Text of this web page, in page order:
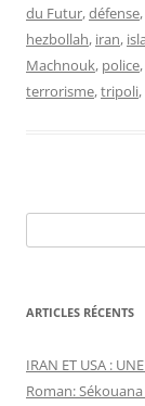
du Futur,défense,
hezbollah, iran,
Machnouk, police,
terrorisme,tripoli
ARTICLES RÉCENTS
IRAN ET USA :
Roman: